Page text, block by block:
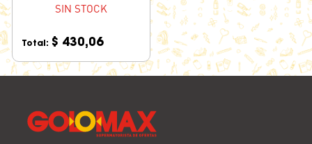
SIN STOCK
Total: $ 430,06